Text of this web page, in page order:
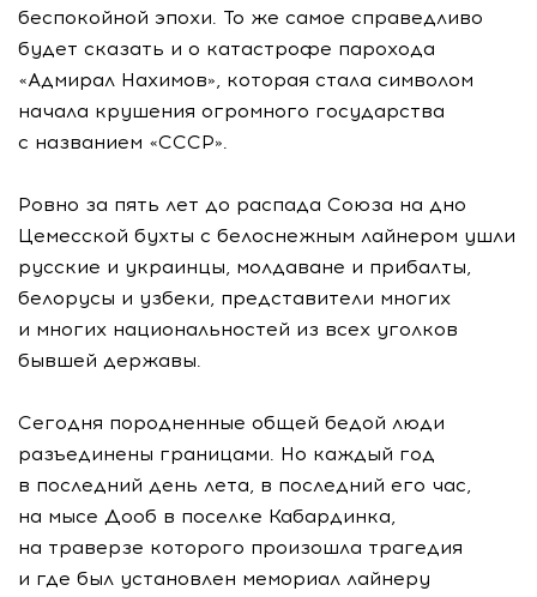
беспокойной эпохи. То же самое справедливо
будет сказать и о катастрофе парохода
«Адмирал Нахимов», которая стала символом
начала крушения огромного государства
с названием «СССР».
Ровно за пять лет до распада Союза на дно
Цемесской бухты с белоснежным лайнером ушли
русские и украинцы, молдаване и прибалты,
белорусы и узбеки, представители многих
и многих национальностей из всех уголков
бывшей державы.
Сегодня породненные общей бедой люди
разъединены границами. Но каждый год
в последний день лета, в последний его час,
на мысе Дооб в поселке Кабардинка,
на траверзе которого произошла трагедия
и где был установлен мемориал лайнеру